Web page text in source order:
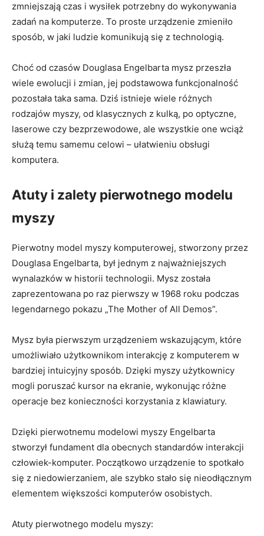
zmniejszają czas i wysiłek potrzebny do wykonywania
zadań na komputerze. To proste urządzenie⁤ zmieniło
sposób,‌ w jaki ludzie komunikują się z⁤ technologią.
Choć od czasów Douglasa Engelbarta mysz przeszła
wiele ewolucji i zmian, jej podstawowa funkcjonalność
pozostała taka sama. Dziś istnieje wiele ⁣różnych
rodzajów myszy, od klasycznych z kulką, po optyczne,
laserowe⁤ czy bezprzewodowe, ale wszystkie ‍one wciąż⁤
służą temu samemu celowi – ułatwieniu ⁤obsługi
komputera.
Atuty i ⁣zalety pierwotnego modelu
myszy
Pierwotny model myszy⁢ komputerowej,⁢ stworzony‍ przez
Douglasa ⁤Engelbarta, był⁤ jednym z⁢ najważniejszych⁣
wynalazków w historii technologii. Mysz została
zaprezentowana po raz pierwszy w 1968 roku ⁢podczas
‌legendarnego pokazu „The Mother of All Demos”.
Mysz ⁢była​ pierwszym urządzeniem wskazującym, które
umożliwiało użytkownikom interakcję z komputerem w
bardziej intuicyjny sposób. Dzięki myszy użytkownicy
mogli poruszać kursor na ekranie, wykonując różne‍
operacje bez konieczności korzystania z klawiatury.
Dzięki pierwotnemu modelowi myszy Engelbarta
stworzył fundament dla ‌obecnych standardów interakcji
człowiek-komputer.⁣ Początkowo urządzenie to spotkało
się z niedowierzaniem, ⁤ale szybko​ stało się nieodłącznym
elementem ‌większości komputerów osobistych.
Atuty pierwotnego modelu ⁢myszy: